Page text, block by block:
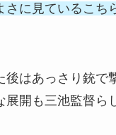
さに見ているこち
後はあっさり銃で
展開も三池監督ら